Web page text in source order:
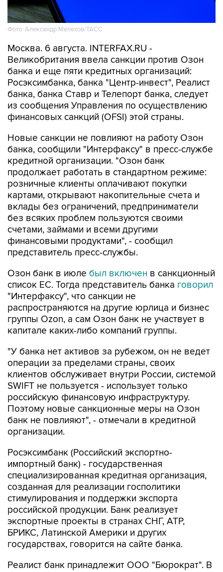
Фото: Александр Мелехов/ТАСС
Москва. 6 августа. INTERFAX.RU -
Великобритания ввела санкции против Озон
банка и еще пяти кредитных организаций:
Росэксимбанка, банка "Центр-инвест", Реалист
банка, банка Ставр и Телепорт банка, следует
из сообщения Управления по осуществлению
финансовых санкций (OFSI) этой страны.
Новые санкции не повлияют на работу Озон
банка, сообщили "Интерфаксу" в пресс-службе
кредитной организации. "Озон банк
продолжает работать в стандартном режиме:
розничные клиенты оплачивают покупки
картами, открывают накопительные счета и
вклады без ограничений, предприниматели
без всяких проблем пользуются своими
счетами, займами и всеми другими
финансовыми продуктами", - сообщил
представитель пресс-службы.
Озон банк в июле был включен в санкционный
список ЕС. Тогда представитель банка говорил
"Интерфаксу", что санкции не
распространяются на другие юрлица и бизнес
группы Ozon, а сам Озон банк не участвует в
капитале каких-либо компаний группы.
"У банка нет активов за рубежом, он не ведет
операции за пределами страны, своих
клиентов обслуживает внутри России, системой
SWIFT не пользуется - использует только
российскую финансовую инфраструктуру.
Поэтому новые санкционные меры на Озон
банк не повлияют", - отмечали в кредитной
организации.
Росэксимбанк (Российский экспортно-
импортный банк) - государственная
специализированная кредитная организация,
созданная для реализации госполитики
стимулирования и поддержки экспорта
российской продукции. Банк реализует
экспортные проекты в странах СНГ, АТР,
БРИКС, Латинской Америки и других
государствах, говорится на сайте банка.
Реалист банк принадлежит ООО "Бюрократ". В